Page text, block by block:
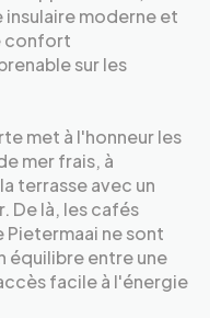
insulaire moderne et
confort
sur les
met à l'honneur les
mer frais, à
terrasse avec un
De là, les cafés
ne sont
équilibre entre une
facile à l'énergie